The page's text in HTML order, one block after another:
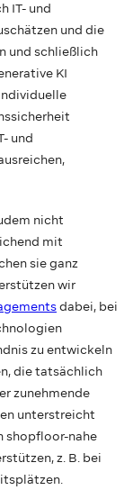
IT- und
und die
und schließlich
KI
und
nicht
mit
sie ganz
wir
dabei, bei
zu entwickeln
die tatsächlich
zunehmende
unterstreicht
shopfloor-nahe
z. B. bei